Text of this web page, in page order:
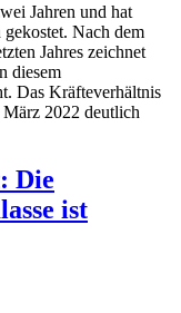
Jahren und hat
gekostet. Nach dem
Jahres zeichnet
diesem
Das Kräfteverhältnis
März 2022 deutlich
Die
ist